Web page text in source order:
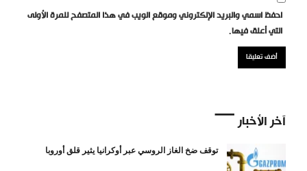
احفظ اسمي والبريد الإلكتروني وموقع الويب في هذا المتصفح للمرة الأولى
التي أعلق فيها.
آخر الأخبار
توقف ضخ الغاز الروسي عبر أوكرانيا يثير قلق أوروبا